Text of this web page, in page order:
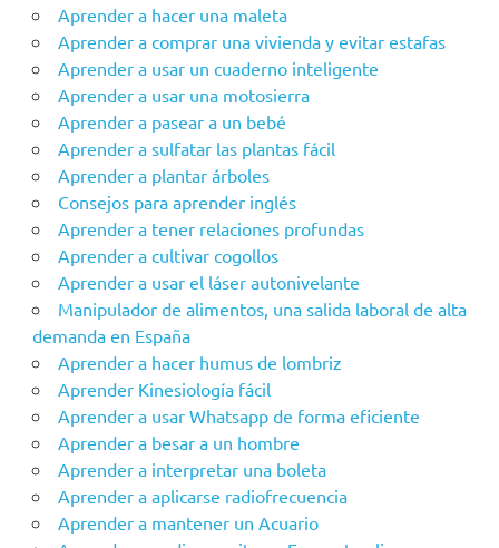
Aprender a hacer una maleta
Aprender a comprar una vivienda y evitar estafas
Aprender a usar un cuaderno inteligente
Aprender a usar una motosierra
Aprender a pasear a un bebé
Aprender a sulfatar las plantas fácil
Aprender a plantar árboles
Consejos para aprender inglés
Aprender a tener relaciones profundas
Aprender a cultivar cogollos
Aprender a usar el láser autonivelante
Manipulador de alimentos, una salida laboral de alta
demanda en España
Aprender a hacer humus de lombriz
Aprender Kinesiología fácil
Aprender a usar Whatsapp de forma eficiente
Aprender a besar a un hombre
Aprender a interpretar una boleta
Aprender a aplicarse radiofrecuencia
Aprender a mantener un Acuario